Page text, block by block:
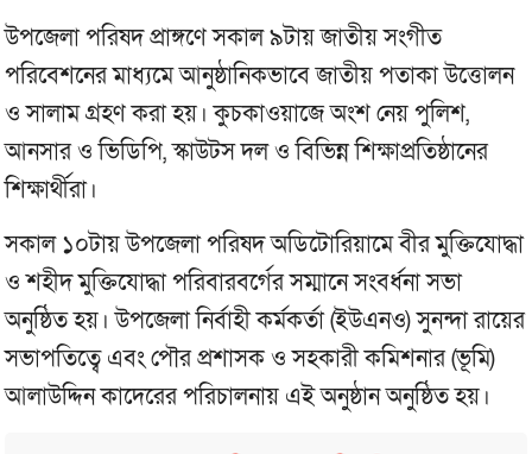
উপজেলা পরিষদ প্রাঙ্গণে সকাল ৯টায় জাতীয় সংগীত
পরিবেশনের মাধ্যমে আনুষ্ঠানিকভাবে জাতীয় পতাকা উত্তোলন
ও সালাম গ্রহণ করা হয়। কুচকাওয়াজে অংশ নেয় পুলিশ,
আনসার ও ভিডিপি, স্কাউটস দল ও বিভিন্ন শিক্ষাপ্রতিষ্ঠানের
শিক্ষার্থীরা।
সকাল ১০টায় উপজেলা পরিষদ অডিটোরিয়ামে বীর মুক্তিযোদ্ধা
ও শহীদ মুক্তিযোদ্ধা পরিবারবর্গের সম্মানে সংবর্ধনা সভা
অনুষ্ঠিত হয়। উপজেলা নির্বাহী কর্মকর্তা (ইউএনও) সুনন্দা রায়ের
সভাপতিত্বে এবং পৌর প্রশাসক ও সহকারী কমিশনার (ভূমি)
আলাউদ্দিন কাদেরের পরিচালনায় এই অনুষ্ঠান অনুষ্ঠিত হয়।